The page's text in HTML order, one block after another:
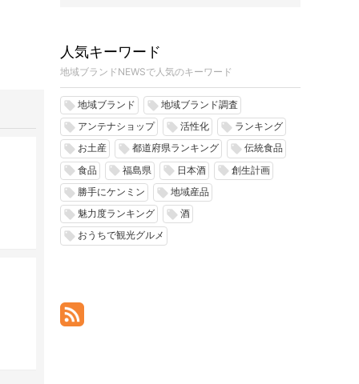
人気キーワード
地域ブランドNEWSで人気のキーワード
local_offer 地域ブランド local_offer 地域ブランド調査
local_offer アンテナショップ local_offer 活性化 local_offer ランキング
local_offer お土産 local_offer 都道府県ランキング local_offer 伝統食品
local_offer 食品 local_offer 福島県 local_offer 日本酒 local_offer 創生計画
local_offer 勝手にケンミン local_offer 地域産品
local_offer 魅力度ランキング local_offer 酒
local_offer おうちで観光グルメ